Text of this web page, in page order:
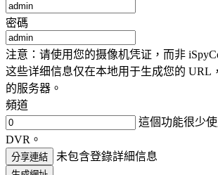
密碼
注意：请使用您的摄像机凭证，而非
这些详细信息仅在本地用于生成您的 URL
的服务器。
頻道
這個功能很少
DVR。
分享連結 未包含登錄詳細信息